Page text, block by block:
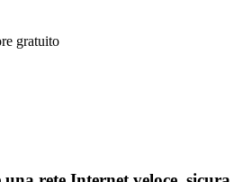
gratuito